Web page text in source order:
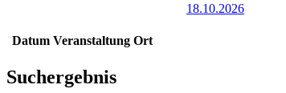
18.10.2026
Datum Veranstaltung Ort
Suchergebnis